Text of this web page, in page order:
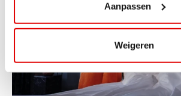
Aanpassen
Weigeren